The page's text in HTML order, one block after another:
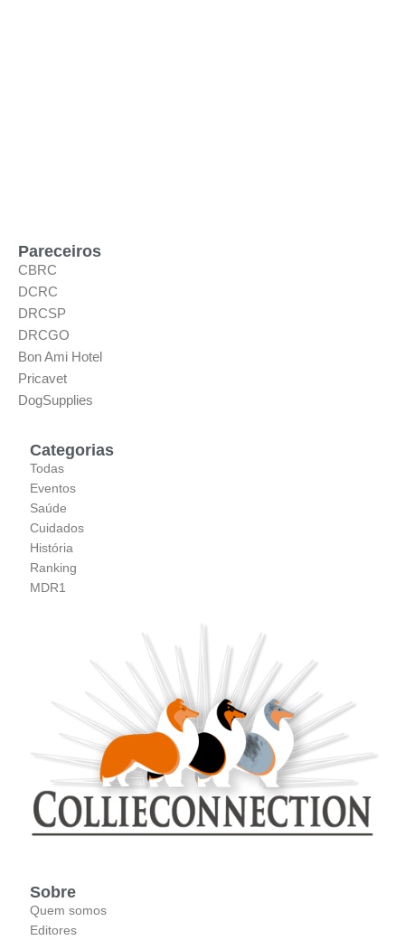
Pareceiros
CBRC
DCRC
DRCSP
DRCGO
Bon Ami Hotel
Pricavet
DogSupplies
Categorias
Todas
Eventos
Saúde
Cuidados
História
Ranking
MDR1
Sobre
Quem somos
Editores